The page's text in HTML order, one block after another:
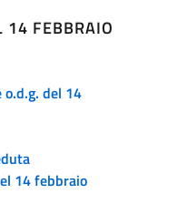
14 FEBBRAIO
o.d.g. del 14
14 febbraio